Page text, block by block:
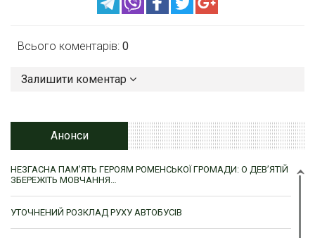
Всього коментарів: 0
Залишити коментар
Анонси
НЕЗГАСНА ПАМ’ЯТЬ ГЕРОЯМ РОМЕНСЬКОЇ ГРОМАДИ: О ДЕВ’ЯТІЙ
ЗБЕРЕЖІТЬ МОВЧАННЯ…
УТОЧНЕНИЙ РОЗКЛАД РУХУ АВТОБУСІВ